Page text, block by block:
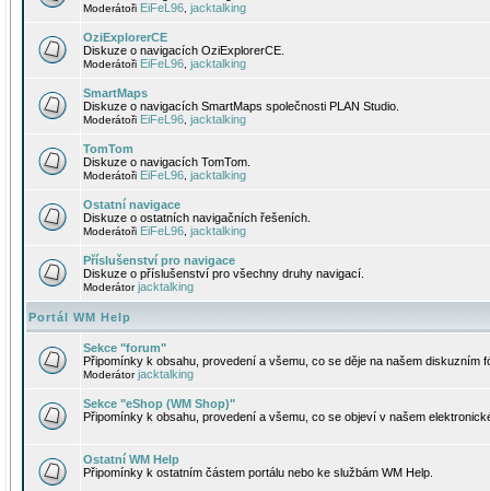
Moderátoři EiFeL96 jacktalking
OziExplorerCE
Diskuze o navigacích OziExplorerCE.
Moderátoři EiFeL96 jacktalking
SmartMaps
Diskuze o navigacích SmartMaps společnosti PLAN Studio.
Moderátoři EiFeL96 jacktalking
TomTom
Diskuze o navigacích TomTom.
Moderátoři EiFeL96 jacktalking
Ostatní navigace
Diskuze o ostatních navigačních řešeních.
Moderátoři EiFeL96 jacktalking
Příslušenství pro navigace
Diskuze o příslušenství pro všechny druhy navigací.
Moderátorjacktalking
Portál WM Help
Sekce "forum"
Připomínky k obsahu, provedení a všemu, co se děje na našem diskuzním
Moderátorjacktalking
Sekce "eShop (WM Shop)"
Připomínky k obsahu, provedení a všemu, co se objeví v našem
Ostatní WM Help
Připomínky k ostatním částem portálu nebo ke službám WM Help.